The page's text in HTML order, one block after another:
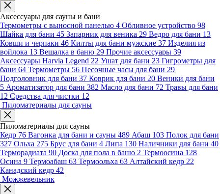
Аксессуары для сауны и бани
Термометры с выносной панелью 4 Обливное устройство 98
Шайка для бани 45 Запарник для веника 29 Ведро для бани 13
Ковши и черпаки 46 Килты для бани мужские 37 Изделия из
войлока 13 Вешалка в баню 29 Прочие аксессуары 39
Аксессуары Harvia Legend 22 Ушат для бани 23 Гигрометры для
бани 64 Термометры 56 Песочные часы для бани 29
Подголовник для бани 37 Коврик для бани 20 Веники для бани
5 Ароматизатор для бани 382 Масло для бани 72 Травы для бани
12 Средства для чистки 12
Пиломатериалы для сауны
Пиломатериалы для сауны
Кедр 76 Вагонка для бани и сауны 489 Абаш 103 Полок для бани
327 Ольха 275 Брус для бани 4 Липа 130 Наличники для бани 40
Терморадиата 90 Доска для пола в баню 2 Термоосина 128
Осина 9 Термоабаш 63 Термоольха 63 Алтайский кедр 22
Канадский кедр 42
Можжевельник